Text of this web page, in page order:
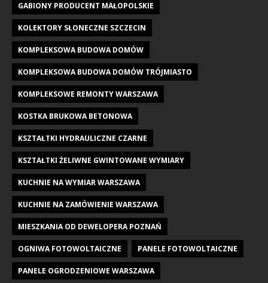
GABIONY PRODUCENT MAŁOPOLSKIE
KOLEKTORY SŁONECZNE SZCZECIN
KOMPLEKSOWA BUDOWA DOMÓW
KOMPLEKSOWA BUDOWA DOMÓW TRÓJMIASTO
KOMPLEKSOWE REMONTY WARSZAWA
KOSTKA BRUKOWA BETONOWA
KSZTAŁTKI HYDRAULICZNE CZARNE
KSZTAŁTKI ŻELIWNE GWINTOWANE WYMIARY
KUCHNIE NA WYMIAR WARSZAWA
KUCHNIE NA ZAMÓWIENIE WARSZAWA
MIESZKANIA OD DEWELOPERA POZNAŃ
OGNIWA FOTOWOLTAICZNE PANELE FOTOWOLTAICZNE
PANELE OGRODZENIOWE WARSZAWA